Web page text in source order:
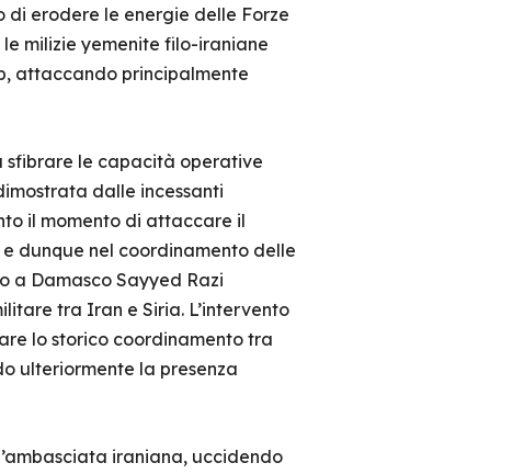
di erodere le energie delle Forze
milizie yemenite filo-iraniane
attaccando principalmente
sfibrare le capacità operative
dalle incessanti
il momento di attaccare il
dunque nel coordinamento delle
a Damasco Sayyed Razi
tra Iran e Siria. L’intervento
lo storico coordinamento tra
ulteriormente la presenza
iraniana, uccidendo